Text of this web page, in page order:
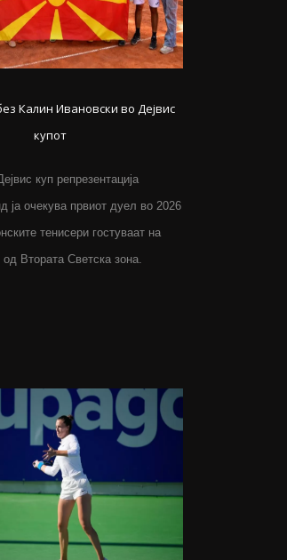
Калин Ивановски во Дејвис
купот
куп репрезентација
ја очекува првиот дуел во 2026
тенисери гостуваат на
Втората Светска зона.